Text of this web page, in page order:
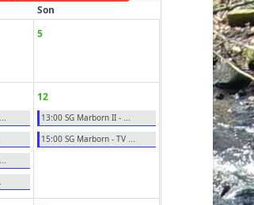
Son
5
12
13:00 SG Marborn II - ...
15:00 SG Marborn - TV ...